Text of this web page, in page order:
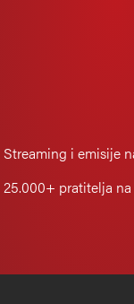
Streaming i emisije
25.000+ pratitelja